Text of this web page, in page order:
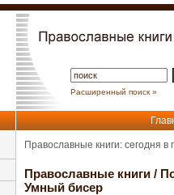
Расширенный поиск »
Православные книги: сегодня
Православные книги /
Умный бисер